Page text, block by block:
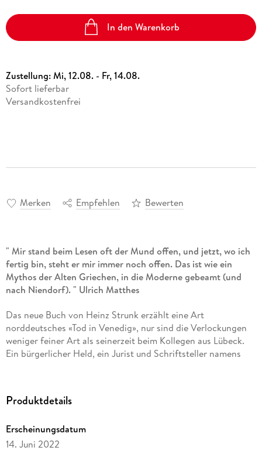
In den Warenkorb
Zustellung:Mi, 12.08. - Fr, 14.08.
Sofort lieferbar
Versandkostenfrei
Merken Empfehlen Bewerten
" Mir stand beim Lesen oft der Mund offen, und jetzt, wo ich
fertig bin, steht er mir immer noch offen. Das ist wie ein
Mythos der Alten Griechen, in die Moderne gebeamt (und
nach Niendorf). " Ulrich Matthes
Das neue Buch von Heinz Strunk erzählt eine Art
norddeutsches «Tod in Venedig», nur sind die Verlockungen
weniger feiner Art als seinerzeit beim Kollegen aus Lübeck.
Ein bürgerlicher Held, ein Jurist und Schriftsteller namens
kleinbürgerlichen Ostseebad wird er seinesgleichen nicht so
eines trotz seiner penetranten Banalität dämonischen Geists:
ein Strandkorbverleiher, der Mann ist außerdem Besitzer des
Produktdetails
Erscheinungsdatum
14. Juni 2022